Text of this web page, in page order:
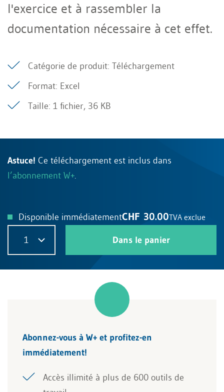
l'exercice et à rassembler la
documentation nécessaire à cet effet.
Catégorie de produit: Téléchargement
Format: Excel
Taille: 1 fichier, 36 KB
Astuce! Ce téléchargement est inclus dans
l’abonnement W+.
Disponible immédiatementCHF 30.00TVA exclue
1 Dans le panier
Abonnez-vous à W+ et profitez-en
immédiatement!
Accès illimité à plus de 600 outils de